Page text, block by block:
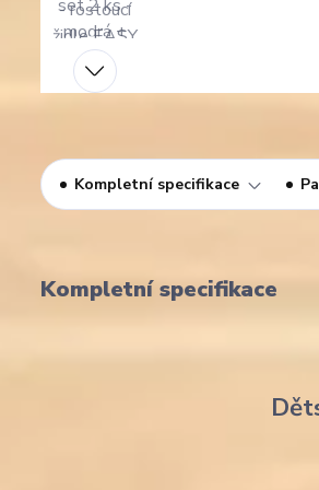
Kompletní specifikace
Kompletní specifikace